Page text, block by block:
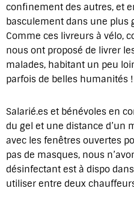
confinement des autres, et
basculement dans une plus
Comme ces livreurs à vélo,
nous ont proposé de livrer
malades, habitant un peu
parfois de belles humanités !
Salarié.es et bénévoles en
du gel et une distance d’un
avec les fenêtres ouvertes
pas de masques, nous
désinfectant est à dispo
utiliser entre deux